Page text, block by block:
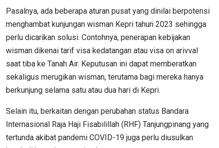
Pasalnya, ada beberapa aturan pusat yang dinilai berpotensi
menghambat kunjungan wisman Kepri tahun 2023 sehingga
perlu dicarikan solusi. Contohnya, penerapan kebijakan
wisman dikenai tarif visa kedatangan atau visa on arivval
saat tiba ke Tanah Air. Keputusan ini dapat memberatkan
sekaligus merugikan wisman, terutama bagi mereka hanya
berkunjung selama satu atau dua hari di Kepri.
Selain itu, berkaitan dengan perubahan status Bandara
Internasional Raja Haji Fisabilillah (RHF) Tanjungpinang yang
tertunda akibat pandemi COVID-19 juga perlu diusulkan